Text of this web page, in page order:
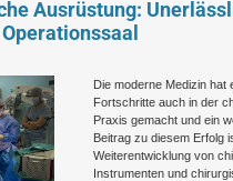
Ausrüstung:
Die moderne Medizin hat
Fortschritte auch in der
Praxis gemacht und ein
Beitrag zu diesem Erfolg
Weiterentwicklung von
Instrumenten und